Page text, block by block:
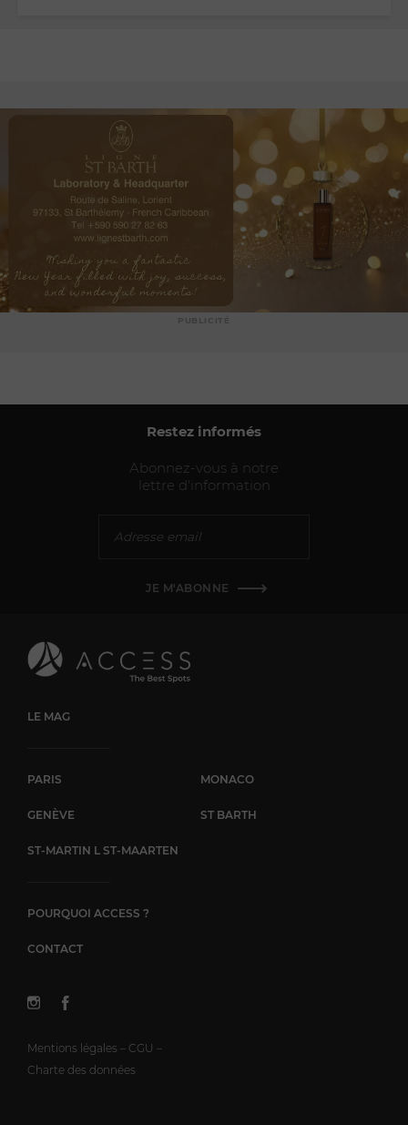
Restez informés
Abonnez-vous à notre
lettre d'information
JE M'ABONNE
LE MAG
PARIS MONACO
GENÈVE ST BARTH
ST-MARTIN L ST-MAARTEN
POURQUOI ACCESS ?
CONTACT
Mentions légales – CGU –
Charte des données